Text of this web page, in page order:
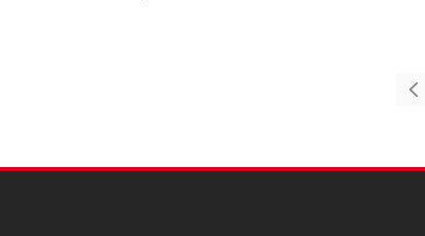
แข็งแกร่งได้เป็นเวลานาน นอกจากนี้ ผลิตภัณฑ์
คุ